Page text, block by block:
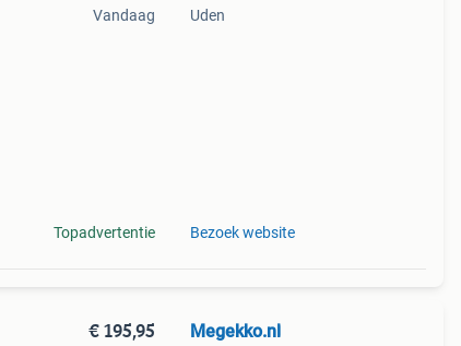
Vandaag
Topadvertentie
Uden
Bezoek website
€ 195,95 Megekko.nl